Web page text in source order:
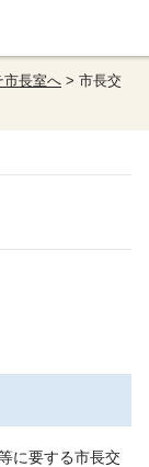
市長室へ > 市長交
に要する市長交